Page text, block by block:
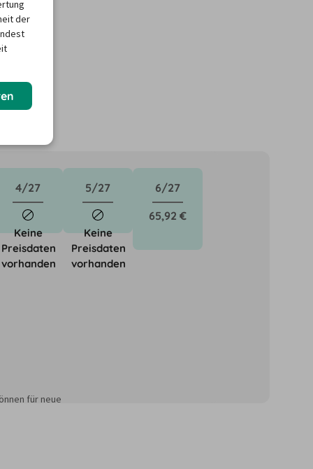
4/27
Keine
Preisdaten
vorhanden
5/27
Keine
Preisdaten
vorhanden
6/27
65,92 €
für neue
der